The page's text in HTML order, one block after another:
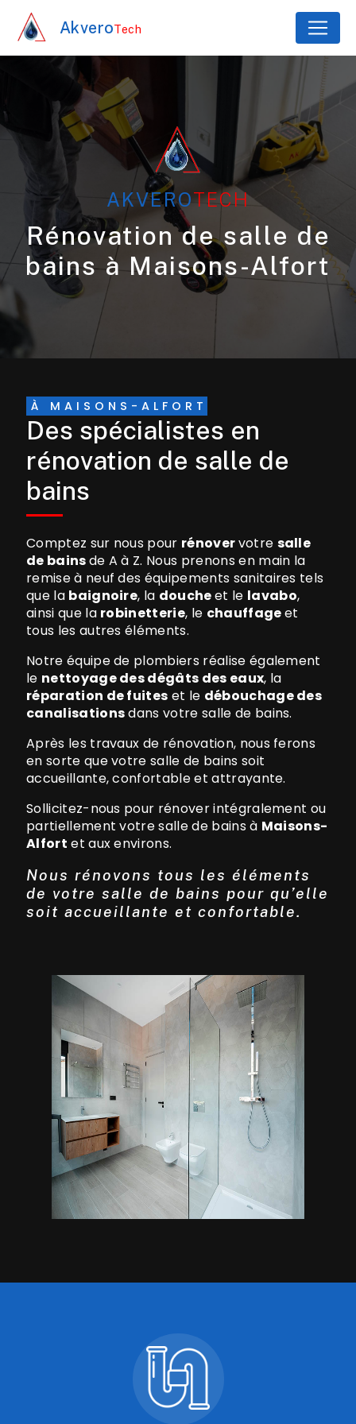
AkveroTech
AKVEROTECH
Rénovation de salle de
bains à Maisons-Alfort
À MAISONS-ALFORT
Des spécialistes en
rénovation de salle de
bains
Comptez sur nous pour rénovervotre salle
de bainsde A à Z. Nous prenons en main la
remise à neuf des équipements sanitaires tels
que la baignoire, la doucheet le lavabo,
ainsi que la robinetterie, le chauffageet
tous les autres éléments.
Notre équipe de plombiers réalise également
le nettoyage des dégâts des eaux, la
réparation de fuites et le débouchage des
canalisationsdans votre salle de bains.
Après les travaux de rénovation, nous ferons
en sorte que votre salle de bains soit
accueillante, confortable et attrayante.
Sollicitez-nous pour rénover intégralement ou
partiellement votre salle de bains à Maisons-
Alfort et aux environs.
Nous rénovons tous les éléments
de votre salle de bains pour qu’elle
soit accueillante et confortable.
Panneau de gestion des cookies